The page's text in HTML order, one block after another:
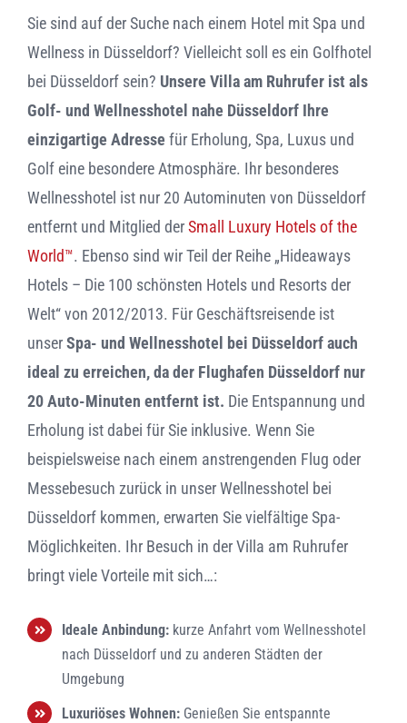
BOOK YOUR OWN HOME
REGION
RADFAHREN IM RUHRGEBIET
WASSERSPORT AUF DER RUHR
SHOPPING AN RHEIN & RUHR
KULTUR & MUSEEN AN RHEIN & RUHR
VERANSTALTUNGEN / EVENTS
BÄDER & WELLNESS
FREIZEITPARKS & ZOOS
ANFAHRT & KONTAKT
ANFAHRT & KONTAKT
HÄUFIG GESTELLTE FRAGEN (FAQ)
Sie sind auf der Suche nach einem Hotel mit Spa und
Wellness in Düsseldorf? Vielleicht soll es ein Golfhotel
bei Düsseldorf sein? Unsere Villa am Ruhrufer ist als
Golf- und Wellnesshotel nahe Düsseldorf Ihre
einzigartige Adresse für Erholung, Spa, Luxus und
Golf eine besondere Atmosphäre. Ihr besonderes
Wellnesshotel ist nur 20 Autominuten von Düsseldorf
entfernt und Mitglied derSmall Luxury Hotels of the
World™. Ebenso sind wir Teil der Reihe „Hideaways
Hotels – Die 100 schönsten Hotels und Resorts der
Welt“ von 2012/2013. Für Geschäftsreisende ist
unserSpa- und Wellnesshotel bei Düsseldorf auch
ideal zu erreichen, da der Flughafen Düsseldorf nur
20 Auto-Minuten entfernt ist. Die Entspannung und
Erholung ist dabei für Sie inklusive. Wenn Sie
beispielsweise nach einem anstrengenden Flug oder
Messebesuch zurück in unser Wellnesshotel bei
Düsseldorf kommen, erwarten Sie vielfältige Spa-
Möglichkeiten. Ihr Besuch in der Villa am Ruhrufer
bringt viele Vorteile mit sich…:
Ideale Anbindung: kurze Anfahrt vom Wellnesshotel
nach Düsseldorf und zu anderen Städten der
Umgebung
Luxuriöses Wohnen: Genießen Sie entspannte